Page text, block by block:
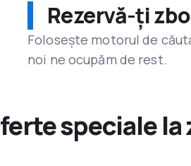
Rezervă-ți
Folosește motorul de
noi ne ocupăm de rest.
speciale